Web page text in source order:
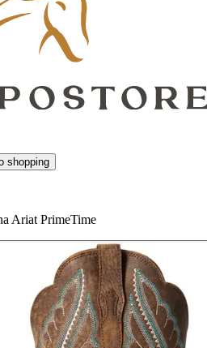
shopping
Ariat PrimeTime